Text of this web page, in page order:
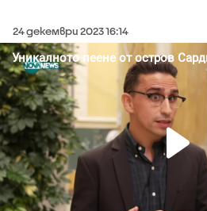
24 декември 2023 16:14